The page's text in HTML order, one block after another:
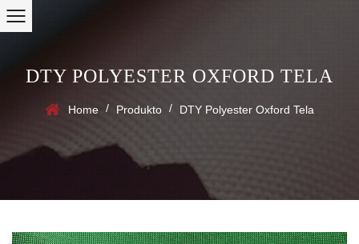
DTY POLYESTER OXFORD TELA
Home / Produkto / DTY Polyester Oxford Tela